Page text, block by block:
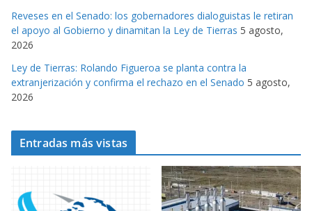
Reveses en el Senado: los gobernadores dialoguistas le retiran
el apoyo al Gobierno y dinamitan la Ley de Tierras 5 agosto,
2026
Ley de Tierras: Rolando Figueroa se planta contra la
extranjerización y confirma el rechazo en el Senado 5 agosto,
2026
Entradas más vistas